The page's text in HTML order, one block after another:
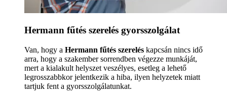
Hermann fűtés szerelés gyorsszolgálat
Van, hogy a Hermann fűtés szerelés kapcsán nincs idő
arra, hogy a szakember sorrendben végezze munkáját,
mert a kialakult helyszet veszélyes, esetleg a lehető
legrosszabbkor jelentkezik a hiba, ilyen helyzetek miatt
tartjuk fent a gyorsszolgálatunkat.